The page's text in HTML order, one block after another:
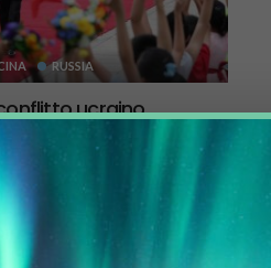
RUSSIA
ucraino
riposizionarsi
e attenzione agli
considerando varie ipotesi